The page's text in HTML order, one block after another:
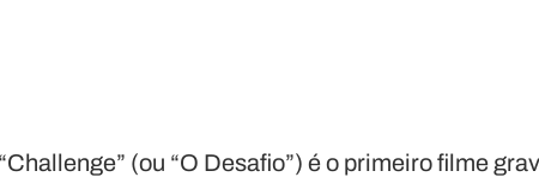
(ou “O Desafio”) é o primeiro filme